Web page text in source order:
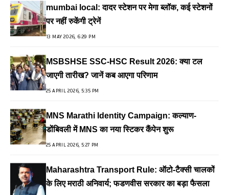
mumbai local: दादर स्टेशन पर मेगा ब्लॉक, कई स्टेशनों
पर नहीं रुकेंगी ट्रेनें
13 MAY 2026, 6:29 PM
MSBSHSE SSC-HSC Result 2026: क्या टल
जाएगी तारीख? जानें कब आएगा परिणाम
25 APRIL 2026, 5:35 PM
MNS Marathi Identity Campaign: कल्याण-
डोंबिवली में MNS का नया स्टिकर कैंपेन शुरू
25 APRIL 2026, 5:27 PM
Maharashtra Transport Rule: ऑटो-टैक्सी चालकों
के लिए मराठी अनिवार्य; फडणवीस सरकार का बड़ा फैसला